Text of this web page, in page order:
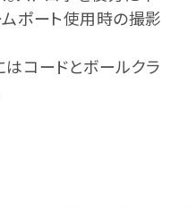
ポート使用時の撮影
コードとボールクラ